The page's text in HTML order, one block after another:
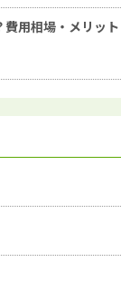
用相場・メリッ